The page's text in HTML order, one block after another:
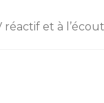
et à